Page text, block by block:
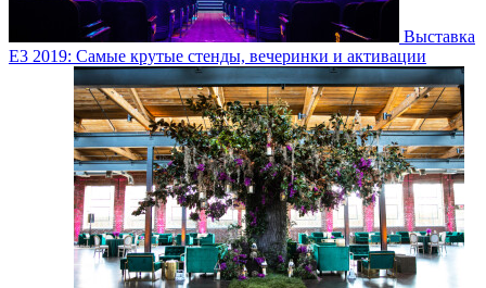
Выставка
E3 2019: Самые крутые стенды, вечеринки и активации